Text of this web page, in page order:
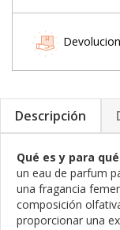
Descripción
Qué es y para
un eau de parfum
una fragancia
composición
proporcionar una